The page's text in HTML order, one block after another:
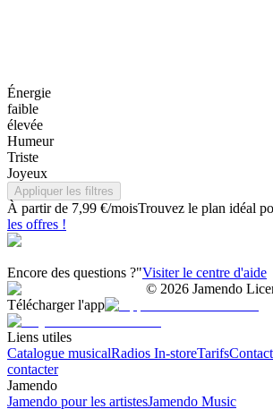
Énergie
faible
élevée
Humeur
Triste
Joyeux
Appliquer les filtres
À partir de 7,99 €/moisTrouvez le plan idéal
les offres !
Encore des questions ?"Visiter le centre d'aide
© 2026 Jamendo
Télécharger l'app
Liens utiles
Catalogue musicalRadios In-storeTarifsContact
contacter
Jamendo
Jamendo pour les artistesJamendo Music